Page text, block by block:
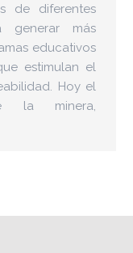
de diferentes
generar más
educativos
estimulan el
Hoy el
la minera,